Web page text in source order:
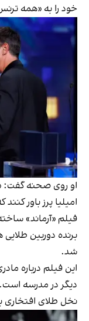
خود را به «همه
او روی صحنه گفت:
امیلیا پرز باور
فیلم «آرماند»
برنده دوربین
شد.
این فیلم درباره
دیگر در مدرسه است.
نخل طلای افتخاری